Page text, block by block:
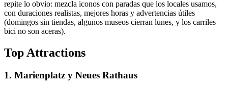
repite lo obvio: mezcla iconos con paradas que los locales usamos,
con duraciones realistas, mejores horas y advertencias útiles
(domingos sin tiendas, algunos museos cierran lunes, y los carriles
bici no son aceras).
Top Attractions
1. Marienplatz y Neues Rathaus